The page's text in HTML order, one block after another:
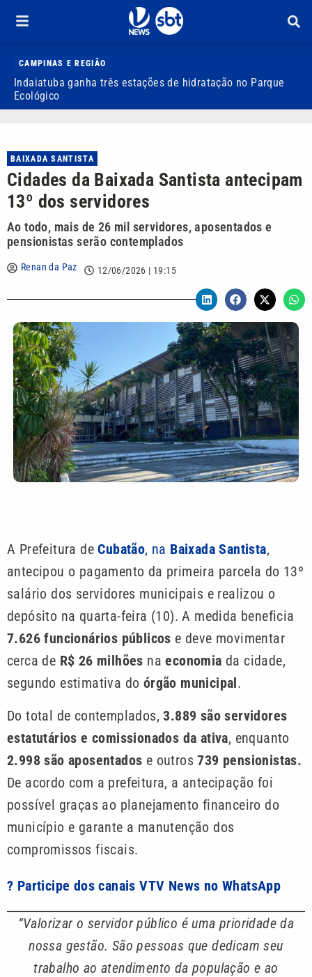
CAMPINAS E REGIÃO
Indaiatuba ganha três estações de hidratação no Parque
Ecológico
BAIXADA SANTISTA
Cidades da Baixada Santista antecipam
13º dos servidores
Ao todo, mais de 26 mil servidores, aposentados e
pensionistas serão contemplados
Renan da Paz 12/06/2026 | 19:15
A Prefeitura deCubatão, na Baixada Santista,
antecipou o pagamento da primeira parcela do 13º
salário dos servidores municipais e realizou o
depósito na quarta-feira (10). A medida beneficia
7.626 funcionários públicos e deve movimentar
cerca de R$ 26 milhões naeconomia da cidade,
segundo estimativa do órgão municipal.
Do total de contemplados, 3.889 são servidores
estatutários e comissionados da ativa, enquanto
2.998 são aposentados e outros 739 pensionistas.
De acordo com a prefeitura, a antecipação foi
possível graças ao planejamento financeiro do
município e garante a manutenção dos
compromissos fiscais.
? Participe dos canais VTV News no WhatsApp
“Valorizar o servidor público é uma prioridade da
nossa gestão. São pessoas que dedicam seu
trabalho ao atendimento da população e ao